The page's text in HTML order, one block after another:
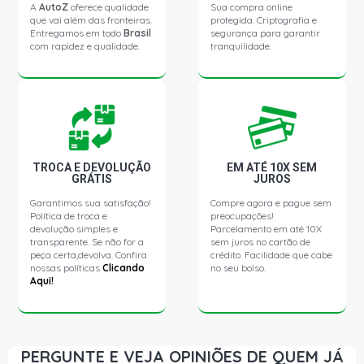
BELINA II GLX SW 1.8 8V AP (1987 - 1992)
CORCEL 1 L SEDAN 1.3 8V GASOLINA (1969 - 1970)
CORCEL 1 L SEDAN 1.4 8V GASOLINA (1970 - 1977)
CORCEL II GL SEDAN 1.4 8V GASOLINA (1978 - 1980)
CORCEL II L SEDAN 1.4 8V GASOLINA (1978 - 1980)
CORCEL II GL SEDAN 1.6 8V CHT EMAX GASOLINA (1985
- 1988)
AAutoZ oferece qualidade
que vai além das fronteiras.
Entregamos em todoBrasil
com rapidez e qualidade.
Sua compra online
protegida. Criptografia e
segurança para garantir
tranquilidade.
TROCA E DEVOLUÇÃO
GRÁTIS
Garantimos sua satisfação!
Política de troca e
devolução simples e
transparente. Se não for a
peça certa,devolva. Confira
nossas políticasClicando
Aqui!
EM ATÉ 10X SEM
JUROS
Compre agora e pague sem
preocupações!
Parcelamento em até 10X
sem juros no cartão de
crédito. Facilidade que cabe
no seu bolso.
PERGUNTE E VEJA OPINIÕES DE QUEM JÁ